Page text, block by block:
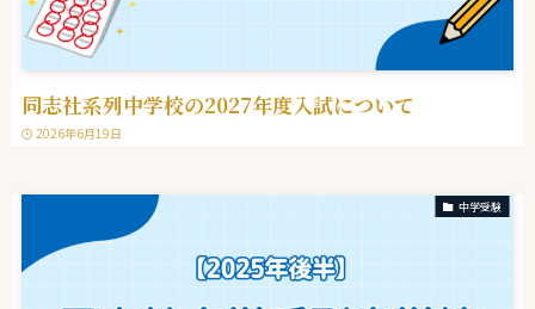
同志社系列中学校の2027年度入試について
2026年6月19日
中学受験